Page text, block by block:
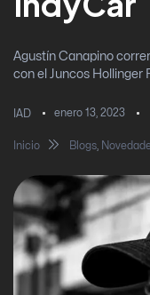
Agustín Canapino
con el Juncos Hollinger
IAD enero 13, 2023
Inicio Blogs,